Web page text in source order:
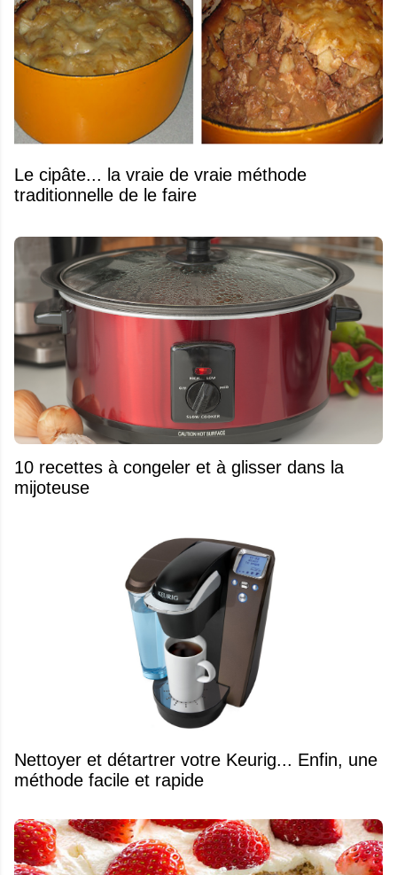
Le cipâte... la vraie de vraie méthode
traditionnelle de le faire
10 recettes à congeler et à glisser dans la
mijoteuse
Nettoyer et détartrer votre Keurig... Enfin, une
méthode facile et rapide